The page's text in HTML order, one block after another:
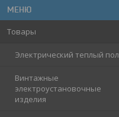
Товары
Электрический теплый пол
Винтажные
электроустановочные
изделия